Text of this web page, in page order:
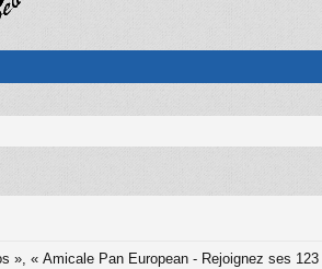
« Amicale Pan European - Rejoignez ses